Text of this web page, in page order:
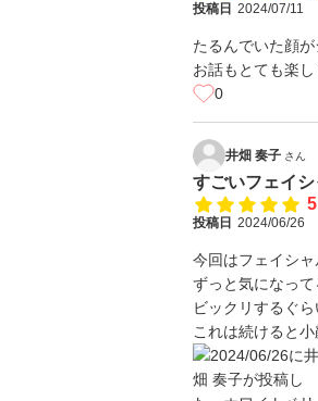
投稿日 2024/07/11
たるんでいた顔
お話もとても楽
0
井畑 奏子 さん
すごいフェイ
投稿日 2024/06/26
今回はフェイシャ
ずっと気になっ
ビックリするぐ
これは続けると